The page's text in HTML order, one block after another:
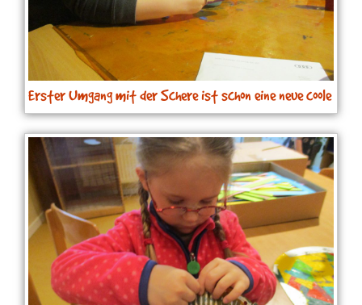
Erster Umgang mit der Schere ist schon eine neue coole
Erfahrung